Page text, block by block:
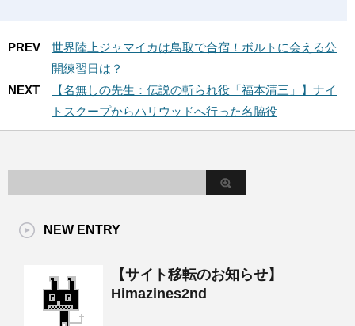
PREV
世界陸上ジャマイカは鳥取で合宿！ボルトに会える公
開練習日は？
NEXT
【名無しの先生：伝説の斬られ役「福本清三」】ナイ
トスクープからハリウッドへ行った名脇役
NEW ENTRY
【サイト移転のお知らせ】
Himazines2nd